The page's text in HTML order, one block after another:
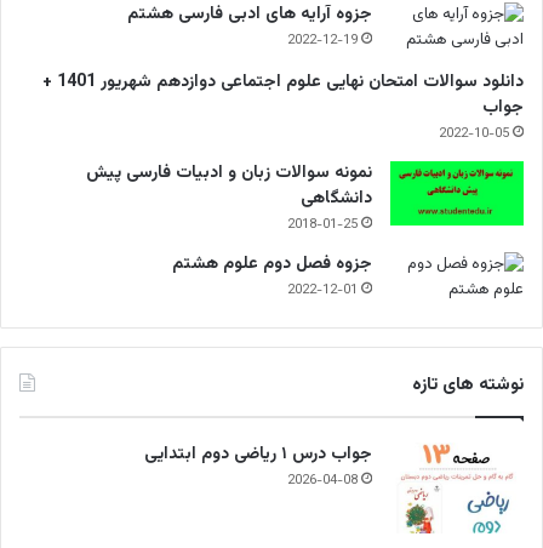
جزوه آرایه های ادبی فارسی هشتم
2022-12-19
دانلود سوالات امتحان نهایی علوم اجتماعی دوازدهم شهریور 1401 +
جواب
2022-10-05
نمونه سوالات زبان و ادبیات فارسی پیش
دانشگاهی
2018-01-25
جزوه فصل دوم علوم هشتم
2022-12-01
نوشته های تازه
جواب درس ۱ ریاضی دوم ابتدایی
2026-04-08